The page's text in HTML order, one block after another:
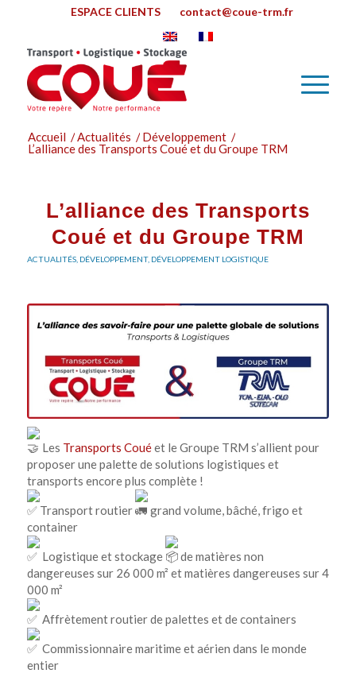
ESPACE CLIENTS contact@coue-trm.fr
Accueil /Actualités / Développement /
L’alliance des Transports Coué et du Groupe TRM
L’alliance des Transports
Coué et du Groupe TRM
ACTUALITÉS, DÉVELOPPEMENT, DÉVELOPPEMENT LOGISTIQUE
Les Transports Couéet le Groupe TRM s’allient pour
proposer une palette de solutions logistiques et
transports encore plus complète !
Transport routier
grand volume, bâché, frigo et
container
Logistique et stockage
de matières non
dangereuses sur 26 000 m² et matières dangereuses sur 4
000 m²
Affrètement routier de palettes et de containers
Commissionnaire maritime et aérien dans le monde
entier